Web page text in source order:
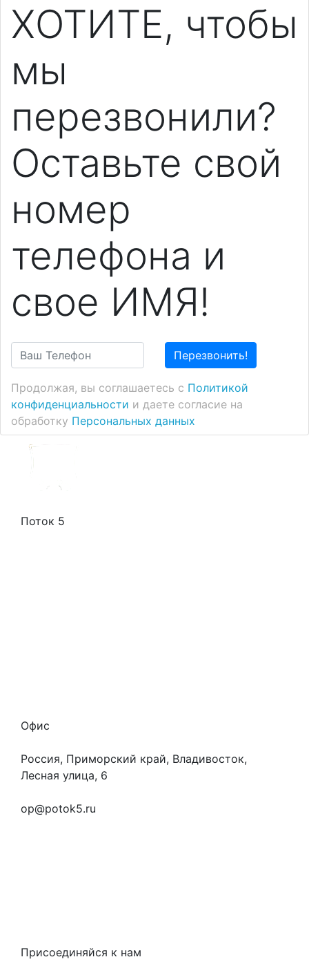
ХОТИТЕ, чтобы
мы
перезвонили?
Оставьте свой
номер
телефона и
свое ИМЯ!
Перезвонить!
Продолжая, вы соглашаетесь с Политикой
конфиденциальности и даете согласие на
обработку Персональных данных
Поток 5
Офис
Россия, Приморский край, Владивосток,
Лесная улица, 6
op@potok5.ru
Присоединяйся к нам